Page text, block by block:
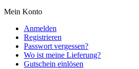
Mein Konto
Anmelden
Registrieren
Passwort vergessen?
Wo ist meine Lieferung?
Gutschein einlösen